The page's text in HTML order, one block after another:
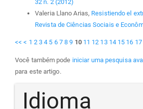
32 n. 2 (2012)
Valeria Llano Arias, Resistiendo el
Revista de Ciências Sociais e
<< < 1 2 3 4 5 6 7 8 9 10 11 12 13 14 15 16 17
Você também pode iniciar uma pesquisa
para este artigo.
Idioma